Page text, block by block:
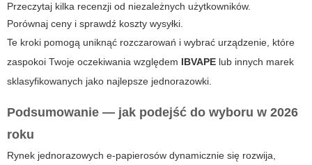
Przeczytaj kilka recenzji od niezależnych użytkowników.
Porównaj ceny i sprawdź koszty wysyłki.
Te kroki pomogą uniknąć rozczarowań i wybrać urządzenie, które
zaspokoi Twoje oczekiwania względem IBVAPE lub innych marek
sklasyfikowanych jako najlepsze jednorazowki.
Podsumowanie — jak podejść do wyboru w 2026
roku
Rynek jednorazowych e-papierosów dynamicznie się rozwija,